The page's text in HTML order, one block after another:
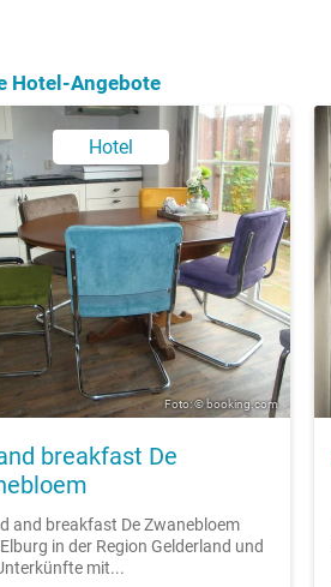
Hotel-Angebote
Hotel
Foto: © booking.com
breakfast De
and breakfast De Zwanebloem
in der Region Gelderland und
mit...